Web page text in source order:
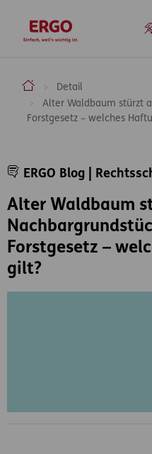
zur Startseite
ERGO Versicherung
Detail
Alter Waldbaum stürzt
Forstgesetz – welches
Alter Waldbaum
Forstgesetz –
gilt?
ERGO Blog |